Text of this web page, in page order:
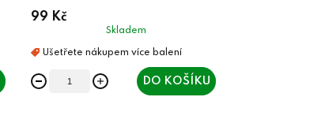
99 Kč
Skladem
DO KOŠÍKU